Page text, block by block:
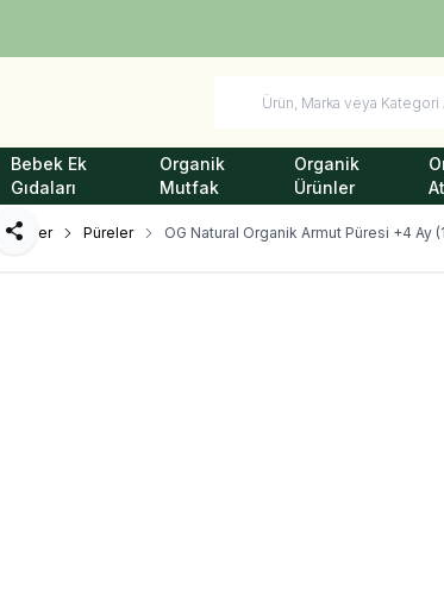
Bebek Ek
Gıdaları
Organik
Mutfak
Organik
Ürünler
Püreler OG Natural Organik Armut Püresi +4 Ay
Paylaş